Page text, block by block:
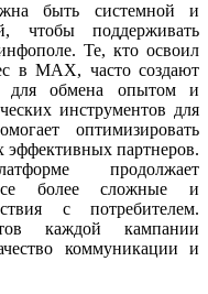
быть системной и
чтобы поддерживать
Те, кто освоил
в MAX, часто создают
для обмена опытом и
инструментов для
оптимизировать
партнеров.
продолжает
все более сложные и
с потребителем.
каждой кампании
коммуникации и